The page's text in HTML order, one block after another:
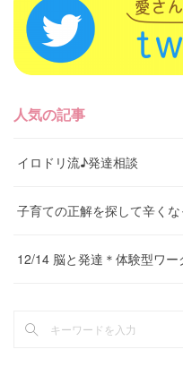
人気の記事
イロドリ流♪発達相談
子育ての正解を探して辛く
12/14 脳と発達＊体験型ワー